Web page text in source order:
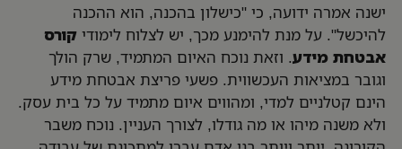
ישנה אמרה ידועה, כי "כישלון בהכנה, הוא ההכנה
להיכשל". על מנת להימנע מכך, יש לצלוח לימודיקורס
אבטחת מידע. וזאת נוכח האיום המתמיד, שרק הולך
וגובר במציאות העכשווית. פשעי פריצת אבטחת מידע
הינם קטלניים למדי, ומהווים איום מתמיד על כל בית עסק.
ולא משנה מיהו או מה גודלו, לצורך העניין. נוכח משבר